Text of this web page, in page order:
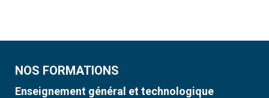
NOS FORMATIONS
Enseignement général et technologique